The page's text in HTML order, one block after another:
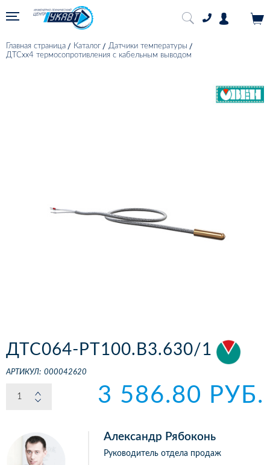
Главная страница Каталог
Датчики температуры
ДТСхх4 термосопротивления с кабельным выводом
ДТС064-РТ100.В3.630/1
АРТИКУЛ: 000042620
3 586.80 РУБ.
Александр Рябоконь
Руководитель отдела продаж